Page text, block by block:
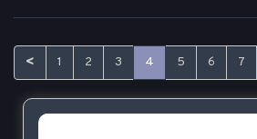
< 1 2 3 4 5 6 7